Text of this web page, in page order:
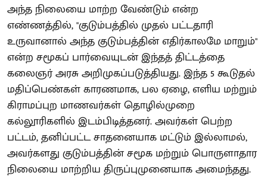
அந்த நிலையை மாற்ற வேண்டும் என்ற
எண்ணத்தில், "குடும்பத்தில் முதல் பட்டதாரி
உருவானால் அந்த குடும்பத்தின் எதிர்காலமே மாறும்"
என்ற சமூகப் பார்வையுடன் இந்தத் திட்டத்தை
கலைஞர் அரசு அறிமுகப்படுத்தியது. இந்த 5 கூடுதல்
மதிப்பெண்கள் காரணமாக, பல ஏழை, எளிய மற்றும்
கிராமப்புற மாணவர்கள் தொழில்முறை
கல்லூரிகளில் இடம்பிடித்தனர். அவர்கள் பெற்ற
பட்டம், தனிப்பட்ட சாதனையாக மட்டும் இல்லாமல்,
அவர்களது குடும்பத்தின் சமூக மற்றும் பொருளாதார
நிலையை மாற்றிய திருப்புமுனையாக அமைந்தது.